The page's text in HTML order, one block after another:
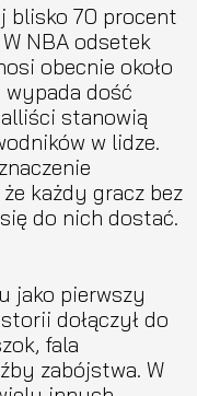
blisko 70 procent
NBA odsetek
obecnie około
dość
stanowią
w lidze.
każdy gracz bez
do nich dostać.
jako pierwszy
dołączył do
fala
zabójstwa. W